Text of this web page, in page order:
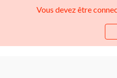
Vous devez être